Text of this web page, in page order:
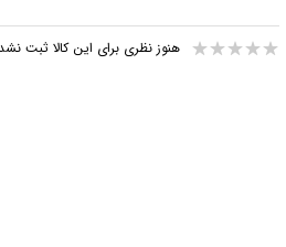
هنوز نظری برای این کالا ثبت